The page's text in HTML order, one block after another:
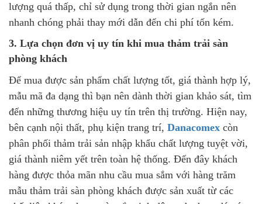
lượng quá thấp, chỉ sử dụng trong thời gian ngắn nên
nhanh chóng phải thay mới dẫn đến chi phí tốn kém.
3. Lựa chọn đơn vị uy tín khi mua thảm trải sàn
phòng khách
Để mua được sản phẩm chất lượng tốt, giá thành hợp lý,
mẫu mã đa dạng thì bạn nên dành thời gian khảo sát, tìm
đến những thương hiệu uy tín trên thị trường. Hiện nay,
bên cạnh nội thất, phụ kiện trang trí, Danacomex còn
phân phối thảm trải sản nhập khẩu chất lượng tuyệt vời,
giá thành niêm yết trên toàn hệ thống. Đến đây khách
hàng được thỏa mãn nhu cầu mua sắm với hàng trăm
mẫu thảm trải sàn phòng khách được sản xuất từ các